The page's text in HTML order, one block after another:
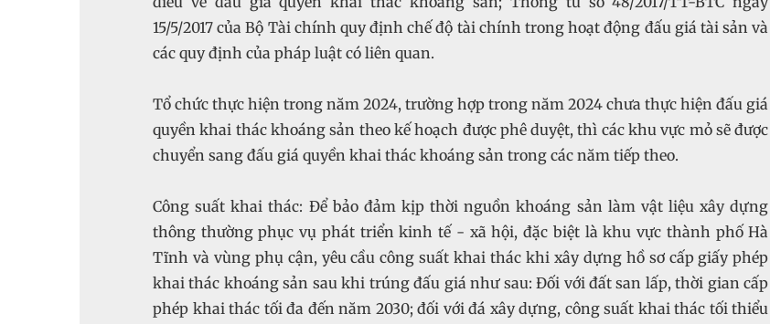
15/5/2017 của Bộ Tài chính quy định chế độ tài chính trong hoạt động đấu giá tài sản và
các quy định của pháp luật có liên quan.
Tổ chức thực hiện trong năm 2024, trường hợp trong năm 2024 chưa thực hiện đấu giá
quyền khai thác khoáng sản theo kế hoạch được phê duyệt, thì các khu vực mỏ sẽ được
chuyển sang đấu giá quyền khai thác khoáng sản trong các năm tiếp theo.
Công suất khai thác: Để bảo đảm kịp thời nguồn khoáng sản làm vật liệu xây dựng
thông thường phục vụ phát triển kinh tế - xã hội, đặc biệt là khu vực thành phố Hà
Tĩnh và vùng phụ cận, yêu cầu công suất khai thác khi xây dựng hồ sơ cấp giấy phép
khai thác khoáng sản sau khi trúng đấu giá như sau: Đối với đất san lấp, thời gian cấp
phép khai thác tối đa đến năm 2030; đối với đá xây dựng, công suất khai thác tối thiểu